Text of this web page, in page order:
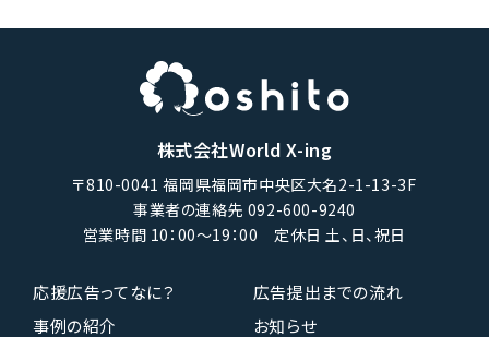
株式会社World X-ing
〒810-0041 福岡県福岡市中央区大名2-1-13-3F
事業者の連絡先 092-600-9240
営業時間 10：00〜19：00 定休日 土、日、祝日
応援広告ってなに？
広告提出までの流れ
事例の紹介
お知らせ